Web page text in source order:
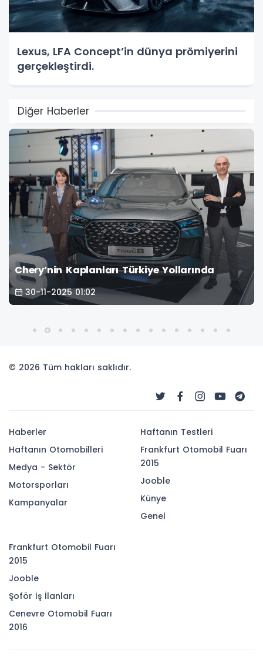
Lexus, LFA Concept’in dünya prömiyerini
gerçekleştirdi.
Diğer Haberler
Chery’nin Kaplanları Türkiye Yollarında
30-11-2025 01:02
© 2026 Tüm hakları saklıdır.
Haberler
Haftanın Otomobilleri
Medya - Sektör
Motorsporları
Kampanyalar
Haftanın Testleri
Frankfurt Otomobil Fuarı
2015
Jooble
Künye
Genel
Frankfurt Otomobil Fuarı
2015
Jooble
Şoför İş İlanları
Cenevre Otomobil Fuarı
2016